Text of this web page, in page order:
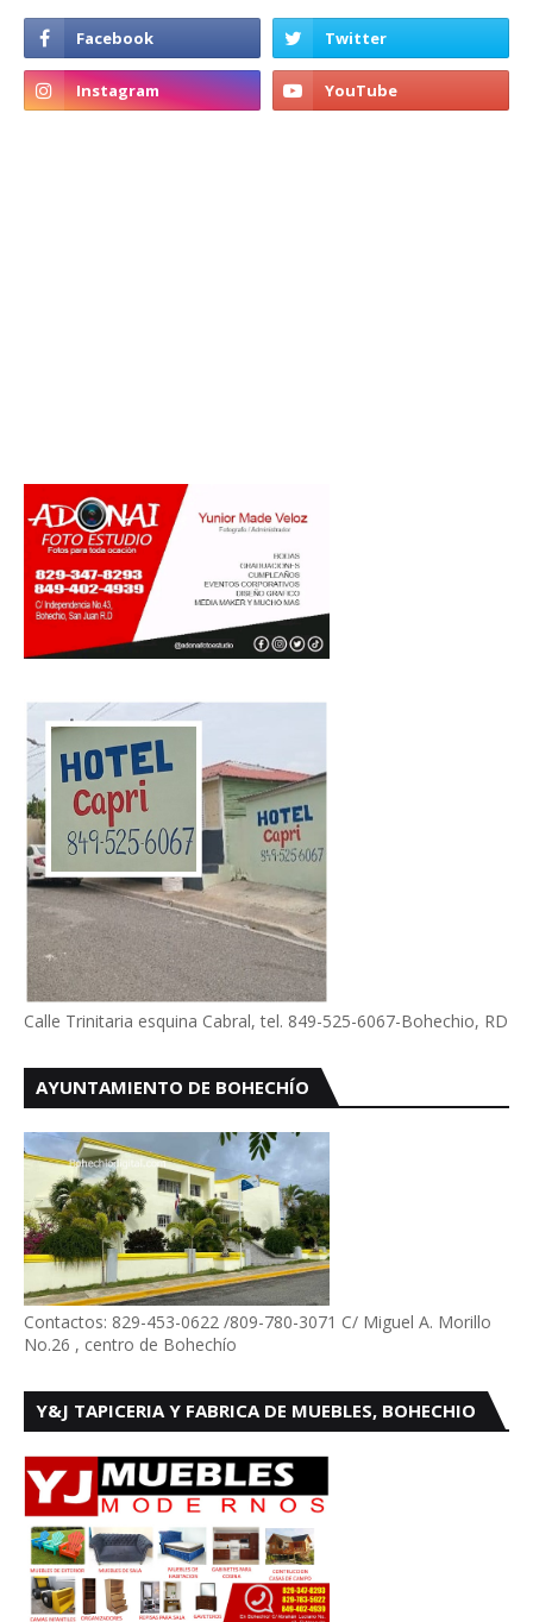
Calle Trinitaria esquina Cabral, tel. 849-525-6067-Bohechio, RD
AYUNTAMIENTO DE BOHECHÍO
Contactos: 829-453-0622 /809-780-3071 C/ Miguel A. Morillo
No.26 , centro de Bohechío
Y&J TAPICERIA Y FABRICA DE MUEBLES, BOHECHIO